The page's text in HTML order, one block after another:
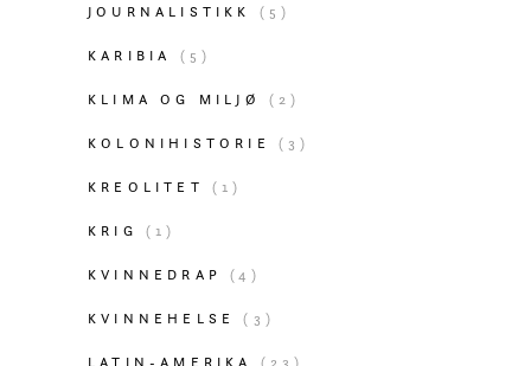
JOURNALISTIKK (5)
KARIBIA (5)
KLIMA OG MILJØ (2)
KOLONIHISTORIE (3)
KREOLITET (1)
KRIG (1)
KVINNEDRAP (4)
KVINNEHELSE (3)
LATIN-AMERIKA (23)